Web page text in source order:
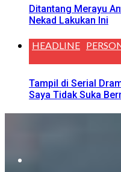
Ditantang Merayu
Nekad Lakukan Ini
HEADLINE
Tampil di Serial
Saya Tidak Suka